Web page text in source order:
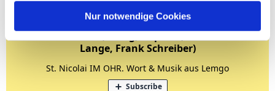
Nur notwendige Cookies